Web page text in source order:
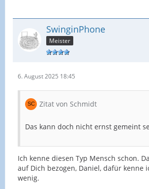
SwinginPhone
Meister
6. August 2025 18:45
Zitat von Schmidt
Das kann doch nicht ernst gemeint
Ich kenne diesen Typ Mensch schon.
auf Dich bezogen, Daniel, dafür kenne
wenig.